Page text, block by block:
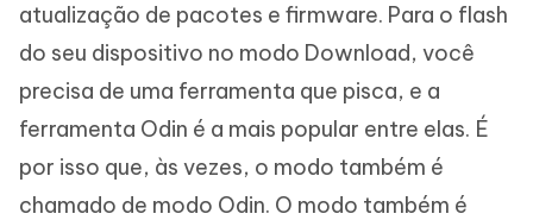
atualização de pacotes e firmware. Para o flash
do seu dispositivo no modo Download, você
precisa de uma ferramenta que pisca, e a
ferramenta Odin é a mais popular entre elas. É
por isso que, às vezes, o modo também é
chamado de modo Odin. O modo também é